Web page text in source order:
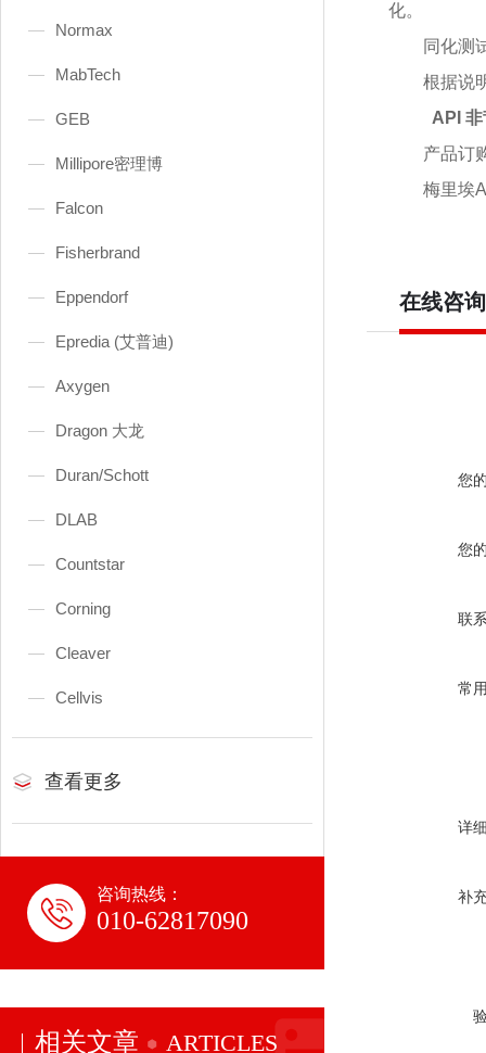
Normax
MabTech
GEB
Millipore密理博
Falcon
Fisherbrand
Eppendorf
Epredia (艾普迪)
Axygen
Dragon 大龙
Duran/Schott
DLAB
Countstar
Corning
Cleaver
Cellvis
查看更多
咨询热线：
010-62817090
相关文章 ARTICLES
化。
同化测
根据说
API
产品订
梅里埃
在线咨询
您
您
联
常
详
补